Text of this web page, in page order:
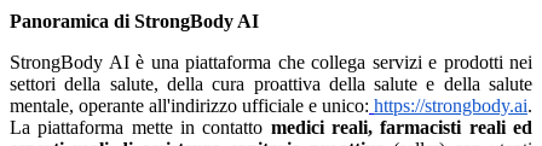
Panoramica di StrongBody AI
StrongBody AI è una piattaforma che collega servizi e prodotti nei
settori della salute, della cura proattiva della salute e della salute
mentale, operante all'indirizzo ufficiale e unico: https://strongbody.ai.
La piattaforma mette in contatto medici reali, farmacisti reali ed